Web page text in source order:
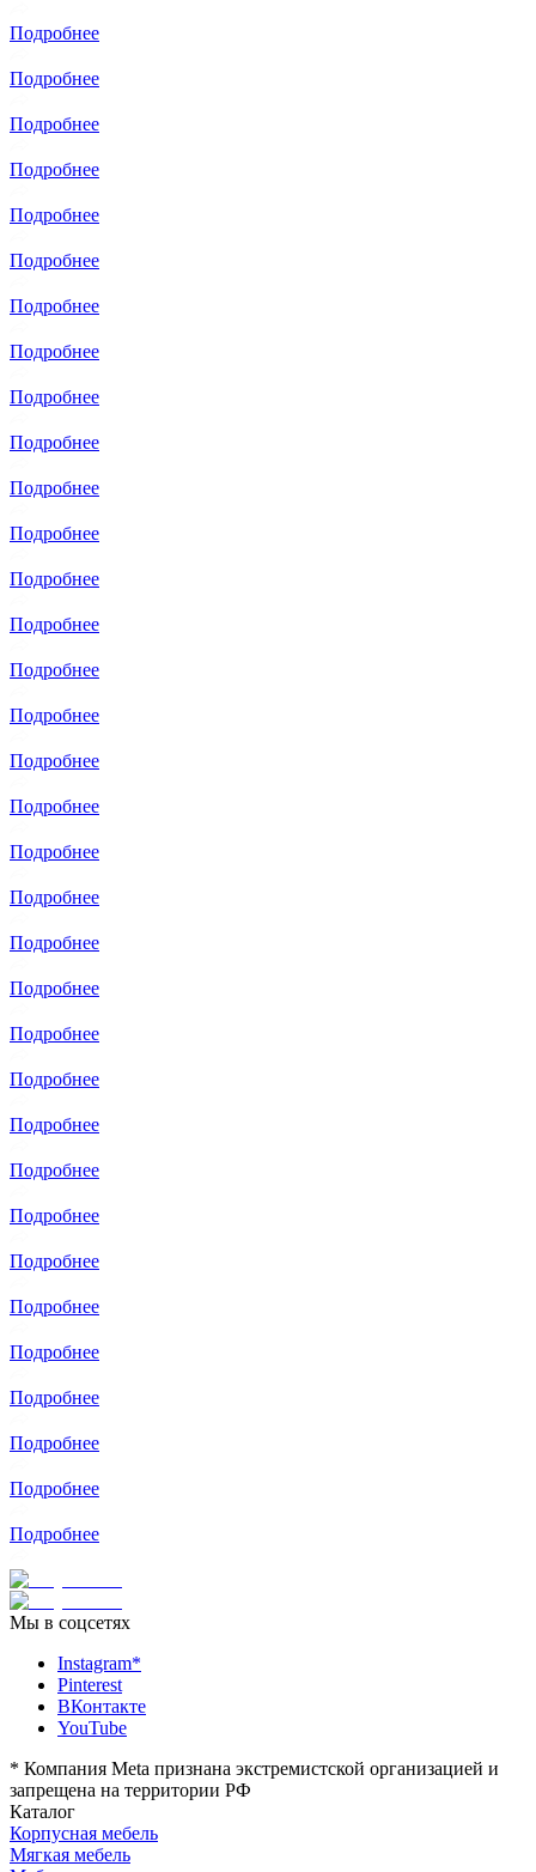
Подробнее
Подробнее
Подробнее
Подробнее
Подробнее
Подробнее
Подробнее
Подробнее
Подробнее
Подробнее
Подробнее
Подробнее
Подробнее
Подробнее
Подробнее
Подробнее
Подробнее
Подробнее
Подробнее
Подробнее
Подробнее
Подробнее
Подробнее
Подробнее
Подробнее
Подробнее
Подробнее
Подробнее
Подробнее
Подробнее
Подробнее
Подробнее
Подробнее
Подробнее
Мы в соцсетях
Instagram*
Pinterest
ВКонтакте
YouTube
* Компания Meta признана экстремистской организацией и
запрещена на территории РФ
Каталог
Корпусная мебель
Мягкая мебель